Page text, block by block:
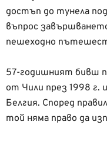
достъп до тунела
въпрос
пешеходно
57-годишният бивш
от Чили през 1998 г.
Белгия. Според
той няма право да